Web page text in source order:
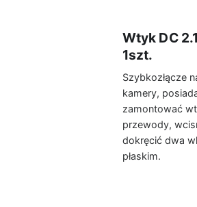
Wtyk DC
1szt.
Szybkozłącze
kamery,
zamontować
przewody,
dokręcić dwa
płaskim.